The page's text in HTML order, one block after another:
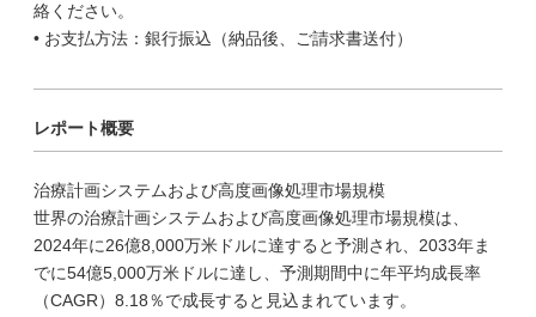
絡ください。
• お支払方法：銀行振込（納品後、ご請求書送付）
レポート概要
治療計画システムおよび高度画像処理市場規模
世界の治療計画システムおよび高度画像処理市場規模は、
2024年に26億8,000万米ドルに達すると予測され、2033年ま
でに54億5,000万米ドルに達し、予測期間中に年平均成長率
（CAGR）8.18％で成長すると見込まれています。